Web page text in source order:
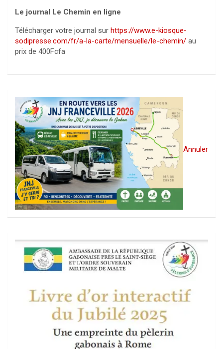
Le journal Le Chemin en ligne
Télécharger votre journal sur https://www.e-kiosque-
sodipresse.com/fr/a-la-carte/mensuelle/le-chemin/ au
prix de 400Fcfa
Annuler